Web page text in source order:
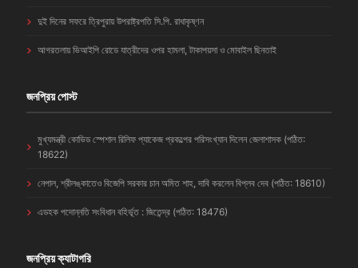
দুই দিনের সফরে ত্রিপুরায় উপরাষ্ট্রপতি সি.পি. রাধাকৃষ্ণন
আগরতলায় ভিআইপি রোডে যাত্রীদের ওপর হামলা, টাকাপয়সা ও মোবাইল ছিনতাই
জনপ্রিয় পোস্ট
মুখ্যমন্ত্রী কোভিড স্পেশাল রিলিফ প্যাকেজ প্রকল্পের পরিসংখ্যান দিলেন জেলাশাসক (পঠিত:
18622)
নেপাল, শ্রীলঙ্কাতেও বিজেপি সরকার চান অমিত শাহ, দাবি করলেন বিপ্লব দেব (পঠিত: 18610)
এডহক পদোন্নতি সংবিধান বহির্ভূত : জিতেন্দ্র (পঠিত: 18476)
জনপ্রিয় ক্যাটাগরি